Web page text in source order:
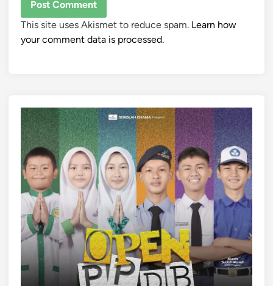
This site uses Akismet to reduce spam. Learn how
your comment data is processed.